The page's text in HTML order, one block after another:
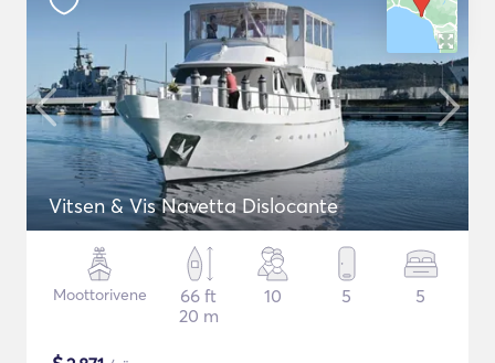
Vitsen & Vis Navetta Dislocante
Moottorivene
66 ft
20 m
10 5 5